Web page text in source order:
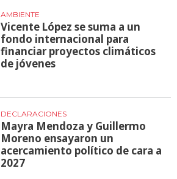
AMBIENTE
Vicente López se suma a un
fondo internacional para
financiar proyectos climáticos
de jóvenes
DECLARACIONES
Mayra Mendoza y Guillermo
Moreno ensayaron un
acercamiento político de cara a
2027